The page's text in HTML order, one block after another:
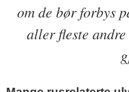
om de bør forbys
aller fleste